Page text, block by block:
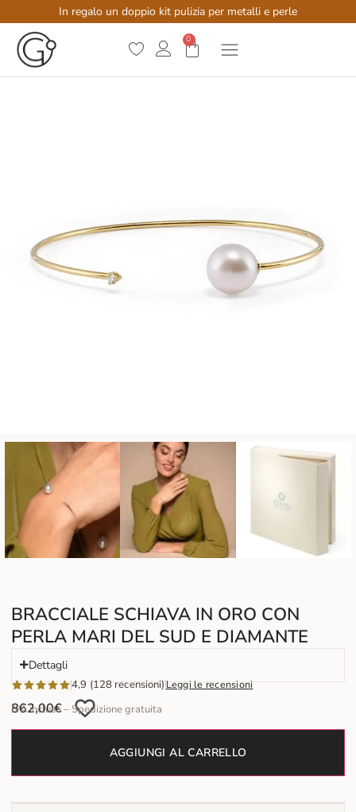
In regalo un doppio kit pulizia per metalli e perle
0
BRACCIALE SCHIAVA IN ORO CON
PERLA MARI DEL SUD E DIAMANTE
Dettagli
4,9 (128 recensioni)Leggi le recensioni
862,00€
IVA inclusa – Spedizione gratuita
AGGIUNGI AL CARRELLO